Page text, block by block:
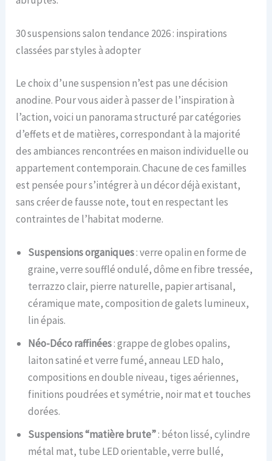
30 suspensions salon tendance 2026 : inspirations
classées par styles à adopter
Le choix d’une suspension n’est pas une décision
anodine. Pour vous aider à passer de l’inspiration à
l’action, voici un panorama structuré par catégories
d’effets et de matières, correspondant à la majorité
des ambiances rencontrées en maison individuelle ou
appartement contemporain. Chacune de ces familles
est pensée pour s’intégrer à un décor déjà existant,
sans créer de fausse note, tout en respectant les
contraintes de l’habitat moderne.
Suspensions organiques: verre opalin en forme de
graine, verre soufflé ondulé, dôme en fibre tressée,
terrazzo clair, pierre naturelle, papier artisanal,
céramique mate, composition de galets lumineux,
lin épais.
Néo-Déco raffinées: grappe de globes opalins,
laiton satiné et verre fumé, anneau LED halo,
compositions en double niveau, tiges aériennes,
finitions poudrées et symétrie, noir mat et touches
dorées.
Suspensions “matière brute”: béton lissé, cylindre
métal mat, tube LED orientable, verre bullé,